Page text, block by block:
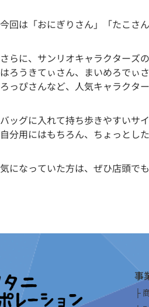
今回は「おにぎりさん」「たこさ
さらに、サンリオキャラクターズ
はろうきてぃさん、まいめろでぃ
ろっぴさんなど、人気キャラクタ
バッグに入れて持ち歩きやすいサ
自分用にはもちろん、ちょっとし
気になっていた方は、ぜひ店頭で
事